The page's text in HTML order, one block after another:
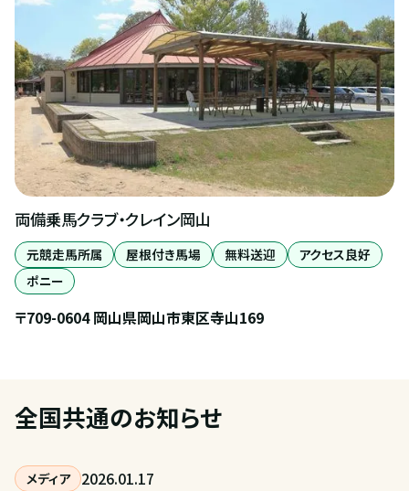
両備乗馬クラブ・クレイン岡山
元競走馬所属 屋根付き馬場 無料送迎
アクセス良好
ポニー
〒709-0604 岡山県岡山市東区寺山169
全国共通のお知らせ
メディア 2026.01.17